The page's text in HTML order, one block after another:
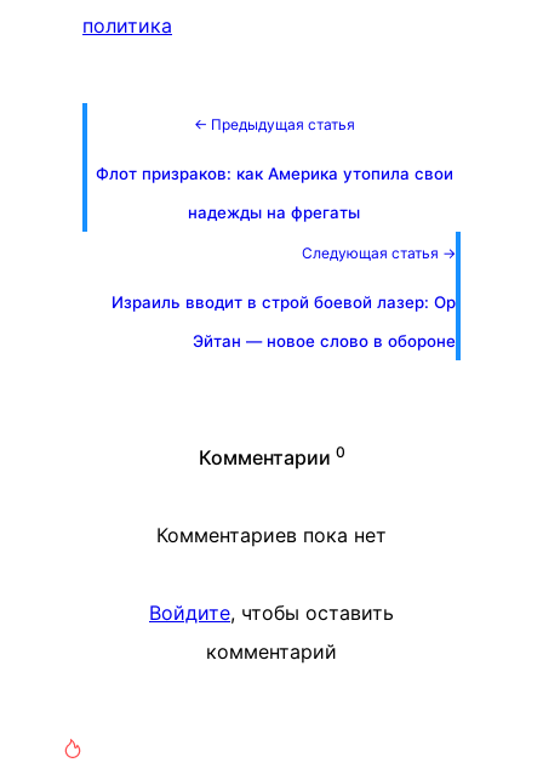
политика
← Предыдущая статья
Флот призраков: как Америка утопила свои
надежды на фрегаты
Следующая статья →
Израиль вводит в строй боевой лазер: Ор
Эйтан — новое слово в обороне
Комментарии 0
Комментариев пока нет
Войдите, чтобы оставить
комментарий